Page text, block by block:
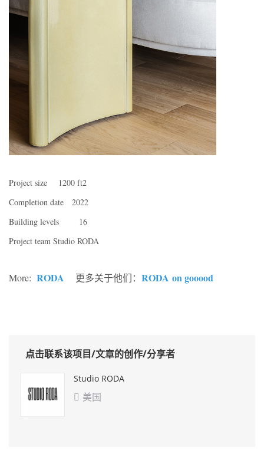
Project size 1200 ft2
Completion date 2022
Building levels 16
Project team Studio RODA
More: RODA 更多关于他们： RODA on gooood
点击联系该项目/文章的创作/分享者
Studio RODA
 美国